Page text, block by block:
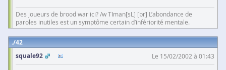
Des joueurs de brood war ici? /w TIman[sL] [br] L’abondance de
paroles inutiles est un symptôme certain d’infériorité mentale.
42
squale92
Le 15/02/2002 à 01:43